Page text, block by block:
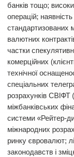
банків тощо;
операцій;
стандартизованих
валютних
частки
комерційних
технічної
спеціальних
розрахунків СВІФТ
міжбанківських
системи «Рейтер-
міжнародних
ринку євровалют;
законодавств і